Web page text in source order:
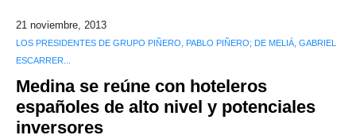
21 noviembre, 2013
LOS PRESIDENTES DE GRUPO PIÑERO, PABLO PIÑERO; DE MELIÁ, GABRIEL
ESCARRER...
Medina se reúne con hoteleros
españoles de alto nivel y potenciales
inversores